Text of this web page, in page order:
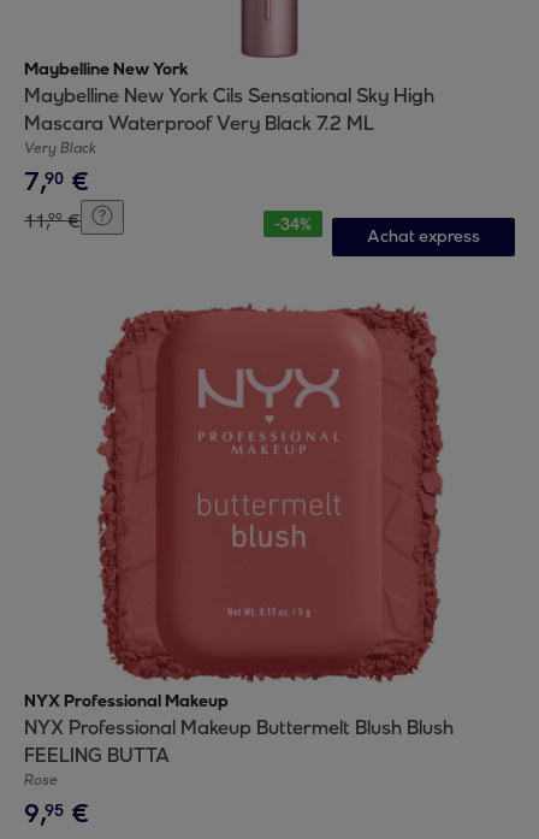
Maybelline New York
Maybelline New York Cils Sensational Sky High
Mascara Waterproof Very Black 7.2 ML
Very Black
7,90 €
11,99 € -34%
Achat express
NYX Professional Makeup
NYX Professional Makeup Buttermelt Blush Blush
FEELING BUTTA
Rose
9,95 €